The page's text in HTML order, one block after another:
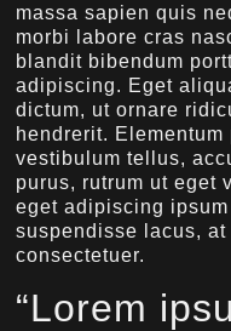
massa sapien quis
morbi labore cras
blandit bibendum
adipiscing. Eget
dictum, ut ornare
hendrerit.
vestibulum tellus,
purus, rutrum ut eget
eget adipiscing
suspendisse lacus,
consectetuer.
“Lorem